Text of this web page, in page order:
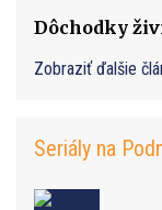
Dôchodky
Zobraziť ďalšie
Seriály na